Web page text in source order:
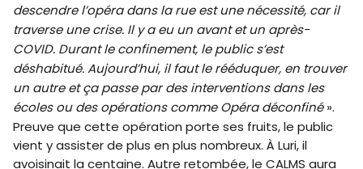
descendre l’opéra dans la rue est une nécessité, car il
traverse une crise. Il y a eu un avant et un après-
COVID. Durant le confinement, le public s’est
déshabitué. Aujourd’hui, il faut le rééduquer, en trouver
un autre et ça passe par des interventions dans les
écoles ou des opérations comme Opéra déconfiné».
Preuve que cette opération porte ses fruits, le public
vient y assister de plus en plus nombreux. À Luri, il
avoisinait la centaine. Autre retombée, le CALMS aura